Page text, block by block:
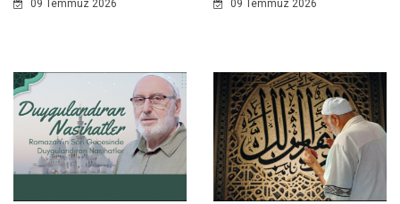
09 Temmuz 2026 09 Temmuz 2026